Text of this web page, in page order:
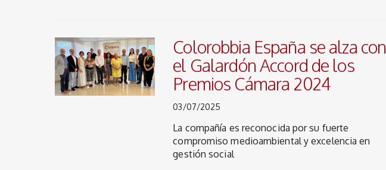
Colorobbia España se alza con
el Galardón Accord de los
Premios Cámara 2024
03/07/2025
La compañía es reconocida por su fuerte
compromiso medioambiental y excelencia en
gestión social